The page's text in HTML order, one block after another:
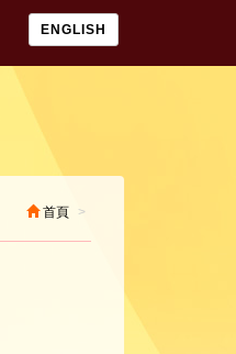
ENGLISH
首頁